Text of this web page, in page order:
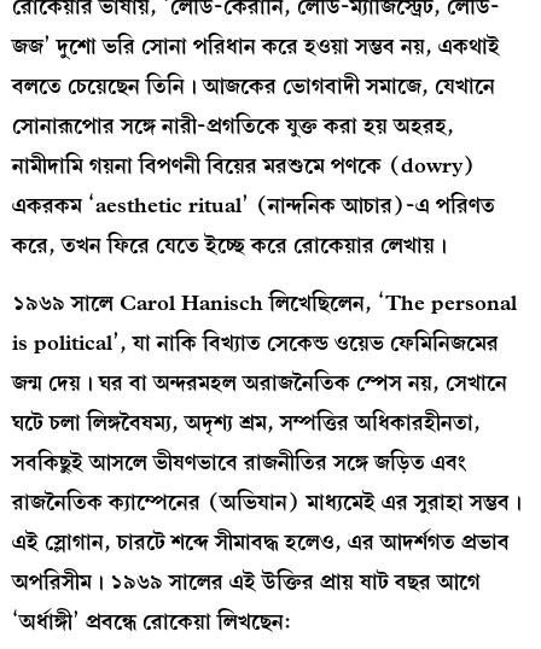
রোকেয়ার ভাষায়, ‘লেডি-কেরানি, লেডি-ম্যাজিস্ট্রেট, লেডি-
জজ’ দুশো ভরি সোনা পরিধান করে হওয়া সম্ভব নয়, একথাই
বলতে চেয়েছেন তিনি। আজকের ভোগবাদী সমাজে, যেখানে
সোনারূপোর সঙ্গে নারী-প্রগতিকে যুক্ত করা হয় অহরহ,
নামীদামি গয়না বিপণনী বিয়ের মরশুমে পণকে (dowry)
একরকম ‘aesthetic ritual’ (নান্দনিক আচার)-এ পরিণত
করে, তখন ফিরে যেতে ইচ্ছে করে রোকেয়ার লেখায়।
১৯৬৯ সালে Carol Hanisch লিখেছিলেন, ‘The personal
is political’, যা নাকি বিখ্যাত সেকেন্ড ওয়েভ ফেমিনিজমের
জন্ম দেয়। ঘর বা অন্দরমহল অরাজনৈতিক স্পেস নয়, সেখানে
ঘটে চলা লিঙ্গবৈষম্য, অদৃশ্য শ্রম, সম্পত্তির অধিকারহীনতা,
সবকিছুই আসলে ভীষণভাবে রাজনীতির সঙ্গে জড়িত এবং
রাজনৈতিক ক্যাম্পেনের (অভিযান) মাধ্যমেই এর সুরাহা সম্ভব।
এই স্লোগান, চারটে শব্দে সীমাবদ্ধ হলেও, এর আদর্শগত প্রভাব
অপরিসীম। ১৯৬৯ সালের এই উক্তির প্রায় ষাট বছর আগে
‘অর্ধাঙ্গী’ প্রবন্ধে রোকেয়া লিখছেন: